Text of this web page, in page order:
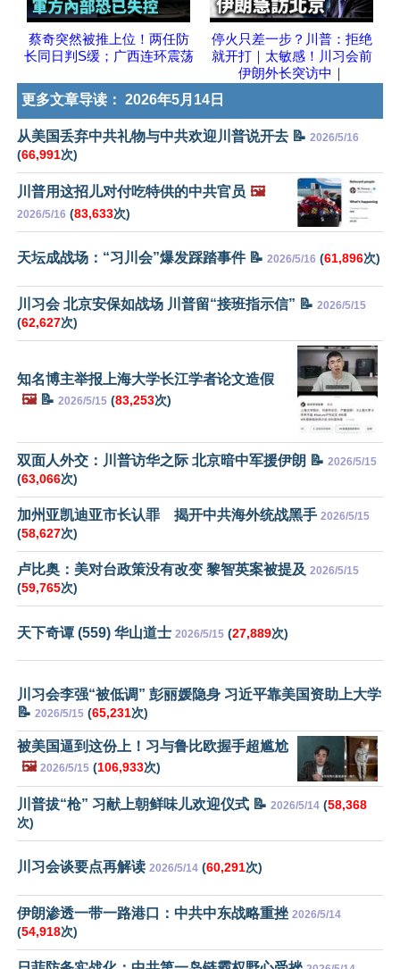
蔡奇突然被推上位！两任防
长同日判S缓；广西连环震荡
停火只差一步？川普：拒绝
就开打｜太敏感！川习会前
伊朗外长突访中｜
更多文章导读： 2026年5月14日
从美国丢弃中共礼物与中共欢迎川普说开去 📝 2026/5/16
(66,991次)
川普用这招儿对付吃特供的中共官员 🖼️
2026/5/16 (83,633次)
天坛成战场：“习川会”爆发踩踏事件 📝 2026/5/16 (61,896次)
川习会 北京安保如战场 川普留“接班指示信” 📝 2026/5/15
(62,627次)
知名博主举报上海大学长江学者论文造假
🖼️📝 2026/5/15 (83,253次)
双面人外交：川普访华之际 北京暗中军援伊朗 📝 2026/5/15
(63,066次)
加州亚凯迪亚市长认罪 揭开中共海外统战黑手 2026/5/15
(58,627次)
卢比奥：美对台政策没有改变 黎智英案被提及 2026/5/15
(59,765次)
天下奇谭 (559) 华山道士 2026/5/15 (27,889次)
川习会李强“被低调” 彭丽媛隐身 习近平靠美国资助上大学
📝 2026/5/15 (65,231次)
被美国逼到这份上！习与鲁比欧握手超尴尬
🖼️ 2026/5/15 (106,933次)
川普拔“枪” 习献上朝鲜味儿欢迎仪式 📝 2026/5/14 (58,368
次)
川习会谈要点再解读 2026/5/14 (60,291次)
伊朗渗透一带一路港口：中共中东战略重挫 2026/5/14
(54,918次)